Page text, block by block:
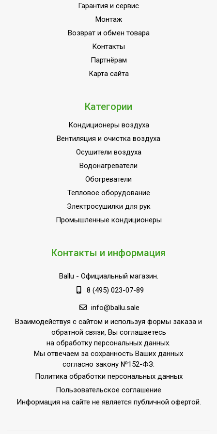
Страна производства
КНР
Гарантия и сервис
Монтаж
Возврат и обмен товара
Контакты
Партнёрам
Карта сайта
Категории
Кондиционеры воздуха
Вентиляция и очистка воздуха
Осушители воздуха
Водонагреватели
Обогреватели
Тепловое оборудование
Электросушилки для рук
Промышленные кондиционеры
Контакты и информация
Ballu - Официальный магазин.
8 (495) 023-07-89
info@ballu.sale
Взаимодействуя с сайтом и используя формы заказа и
обратной связи, Вы соглашаетесь
на обработку персональных данных.
Мы отвечаем за сохранность Ваших данных
согласно закону №152-ФЗ:
Политика обработки персональных данных
Пользовательское соглашение
Информация на сайте не является публичной офертой.